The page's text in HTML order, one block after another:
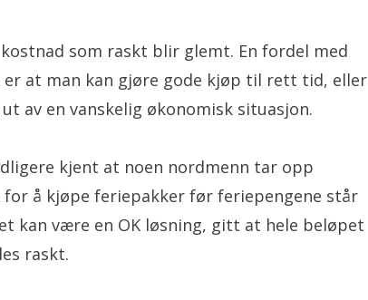
som raskt blir glemt. En fordel med
at man kan gjøre gode kjøp til rett tid, eller
av en vanskelig økonomisk situasjon.
kjent at noen nordmenn tar opp
å kjøpe feriepakker før feriepengene står
kan være en OK løsning, gitt at hele beløpet
raskt.